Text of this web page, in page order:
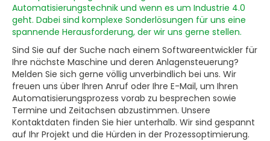
Automatisierungstechnik und wenn es um Industrie 4.0
geht. Dabei sind komplexe Sonderlösungen für uns eine
spannende Herausforderung, der wir uns gerne stellen.
Sind Sie auf der Suche nach einem Softwareentwickler für
Ihre nächste Maschine und deren Anlagensteuerung?
Melden Sie sich gerne völlig unverbindlich bei uns. Wir
freuen uns über Ihren Anruf oder Ihre E-Mail, um Ihren
Automatisierungsprozess vorab zu besprechen sowie
Termine und Zeitachsen abzustimmen. Unsere
Kontaktdaten finden Sie hier unterhalb. Wir sind gespannt
auf Ihr Projekt und die Hürden in der Prozessoptimierung.